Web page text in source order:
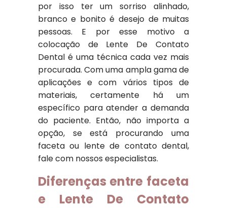
por isso ter um sorriso alinhado,
branco e bonito é desejo de muitas
pessoas. E por esse motivo a
colocação de Lente De Contato
Dental é uma técnica cada vez mais
procurada. Com uma ampla gama de
aplicações e com vários tipos de
materiais, certamente há um
específico para atender a demanda
do paciente. Então, não importa a
opção, se está procurando uma
faceta ou lente de contato dental,
fale com nossos especialistas.
Diferenças entre faceta
e Lente De Contato